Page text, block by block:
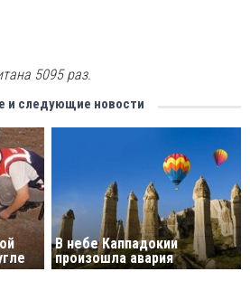
5095 раз.
и следующие новости
В небе Каппадокии
произошла авария